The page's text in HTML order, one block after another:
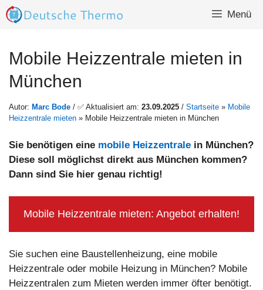
Zum
Inhalt
Menü
Mobile Heizzentrale mieten in
München
Autor: Marc Bode / ✅ Aktualisiert am: 23.09.2025 / Startseite » Mobile
Heizzentrale mieten » Mobile Heizzentrale mieten in München
Sie benötigen eine mobile Heizzentrale in München?
Diese soll möglichst direkt aus München kommen?
Dann sind Sie hier genau richtig!
Mobile Heizzentrale mieten: Angebot erhalten!
Sie suchen eine Baustellenheizung, eine mobile
Heizzentrale oder mobile Heizung in München? Mobile
Heizzentralen zum Mieten werden immer öfter benötigt.